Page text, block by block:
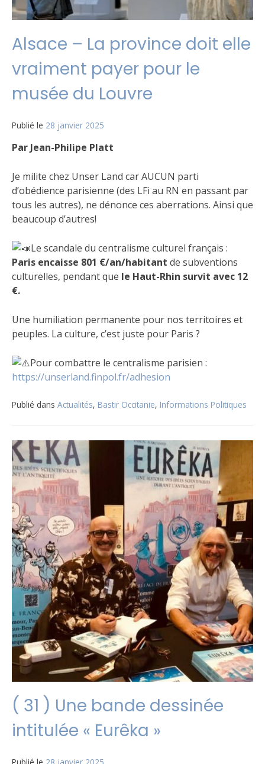
Alsace – La province doit elle
vraiment payer pour le
musée du Louvre
Publié le 28 janvier 2025
Par Jean-Philipe Platt
Je milite chez Unser Land car AUCUN parti
d’obédience parisienne (des LFi au RN en passant par
tous les autres), ne dénonce ces aberrations. Ainsi que
beaucoup d’autres!
Le scandale du centralisme culturel français :
Paris encaisse 801 €/an/habitant de subventions
culturelles, pendant que le Haut-Rhin survit avec 12
€.
Une humiliation permanente pour nos territoires et
peuples. La culture, c’est juste pour Paris ?
Pour combattre le centralisme parisien :
https://unserland.finpol.fr/adhesion
Publié dans Actualités, Bastir Occitanie, Informations Politiques
( 31 ) Une bande dessinée
intitulée « Eurêka »
Publié le 28 janvier 2025